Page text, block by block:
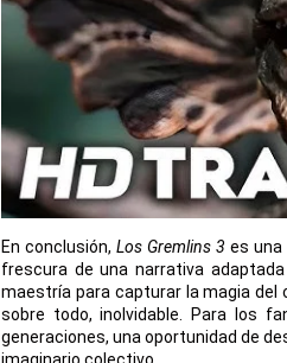
En conclusión, Los Gremlins 3 es una
frescura de una narrativa
maestría para capturar la magia del
sobre todo, inolvidable. Para los
generaciones, una oportunidad de
imaginario colectivo.